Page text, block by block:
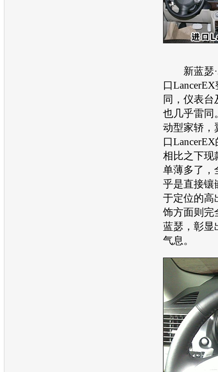
新蓝瑟
口LancerEX
同，仪表台
也几乎雷同
动型家轿，
口LancerEX
相比之下现
单薄多了，
乎是直接镶
于定位的高
饰方面则完
蓝瑟 ，彰
气息。